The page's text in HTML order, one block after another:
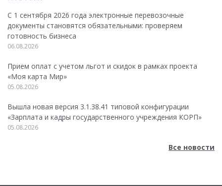
С 1 сентября 2026 года электронные перевозочные
документы становятся обязательными: проверяем
готовность бизнеса
06.08.2026
Прием оплат с учетом льгот и скидок в рамках проекта
«Моя карта Мир»
05.08.2026
Вышла новая версия 3.1.38.41 типовой конфигурации
«Зарплата и кадры государственного учреждения КОРП»
05.08.2026
Все новости